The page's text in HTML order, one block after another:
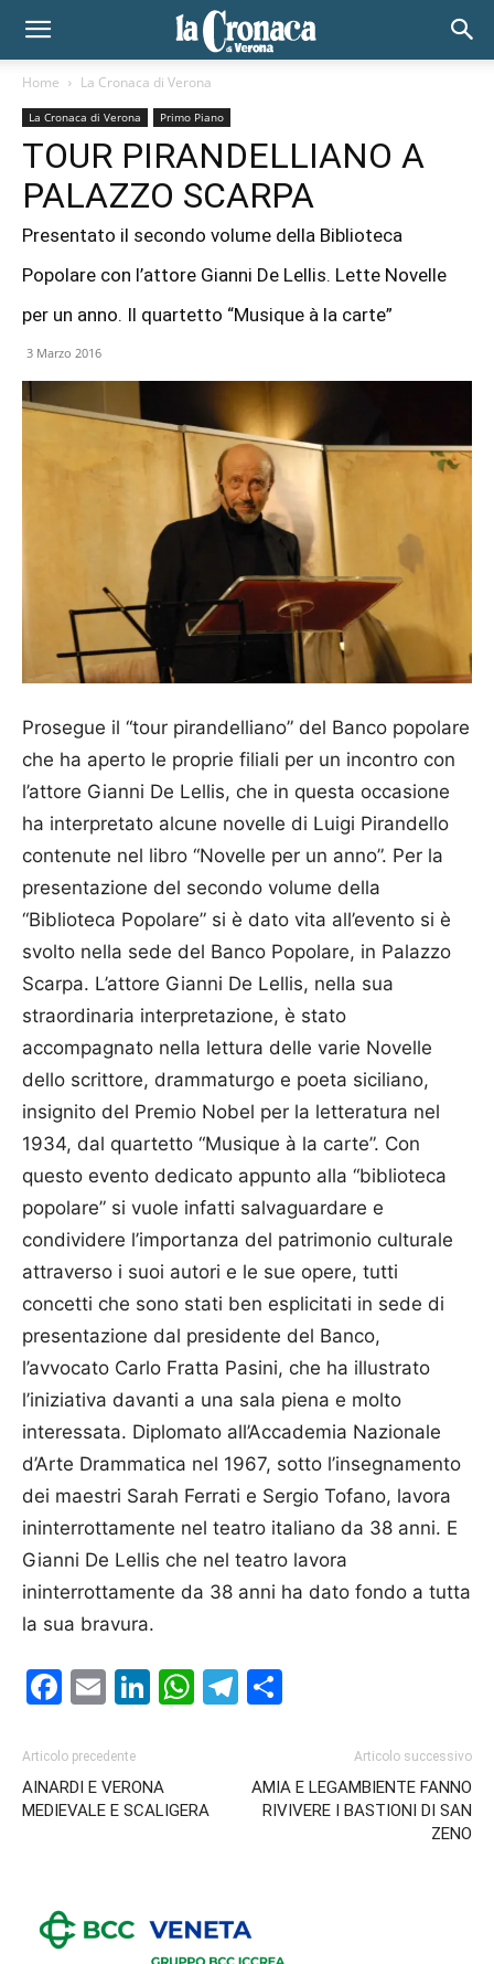
Home La Cronaca di Verona
La Cronaca di Verona Primo Piano
TOUR PIRANDELLIANO A
PALAZZO SCARPA
Presentato il secondo volume della Biblioteca
Popolare con l’attore Gianni De Lellis. Lette Novelle
per un anno. Il quartetto “Musique à la carte”
3 Marzo 2016
Prosegue il “tour pirandelliano” del Banco popolare
che ha aperto le proprie filiali per un incontro con
l’attore Gianni De Lellis, che in questa occasione
ha interpretato alcune novelle di Luigi Pirandello
contenute nel libro “Novelle per un anno”. Per la
presentazione del secondo volume della
“Biblioteca Popolare” si è dato vita all’evento si è
svolto nella sede del Banco Popolare, in Palazzo
Scarpa. L’attore Gianni De Lellis, nella sua
straordinaria interpretazione, è stato
accompagnato nella lettura delle varie Novelle
dello scrittore, drammaturgo e poeta siciliano,
insignito del Premio Nobel per la letteratura nel
1934, dal quartetto “Musique à la carte”. Con
questo evento dedicato appunto alla “biblioteca
popolare” si vuole infatti salvaguardare e
condividere l’importanza del patrimonio culturale
attraverso i suoi autori e le sue opere, tutti
concetti che sono stati ben esplicitati in sede di
presentazione dal presidente del Banco,
l’avvocato Carlo Fratta Pasini, che ha illustrato
l’iniziativa davanti a una sala piena e molto
interessata. Diplomato all’Accade­mia Naziona­le
d’Arte Drammatica nel 1967, sotto l’insegnamento
dei maestri Sarah Ferrati e Sergio Tofano, lavora
ininterrottamente nel teatro italiano da 38 anni. E
Gianni De Lellis che nel teatro lavora
ininterrottamente da 38 anni ha dato fondo a tutta
la sua bravura.
Facebook
EmailLinkedIn
WhatsApp
Telegram
Articolo precedente
AINARDI E VERONA
MEDIEVALE E SCALIGERA
Articolo successivo
AMIA E LEGAMBIENTE FANNO
RIVIVERE I BASTIONI DI SAN
ZENO